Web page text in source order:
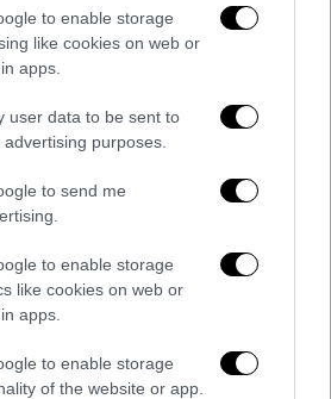
to enable storage
like cookies on web or
apps.
user data to be sent to
purposes.
to send me
to enable storage
like cookies on web or
apps.
to enable storage
of the website or app.